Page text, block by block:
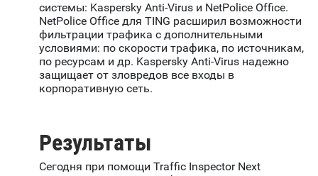
системы: Kaspersky Anti-Virus и NetPolice Office.
NetPolice Office для TING расширил возможности
фильтрации трафика с дополнительными
условиями: по скорости трафика, по источникам,
по ресурсам и др. Kaspersky Anti-Virus надежно
защищает от зловредов все входы в
корпоративную сеть.
Результаты
Сегодня при помощи Traffic Inspector Next